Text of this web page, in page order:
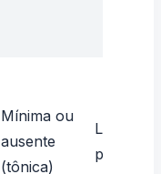
Mínima ou
ausente
(tônica)
Lenta,
presente